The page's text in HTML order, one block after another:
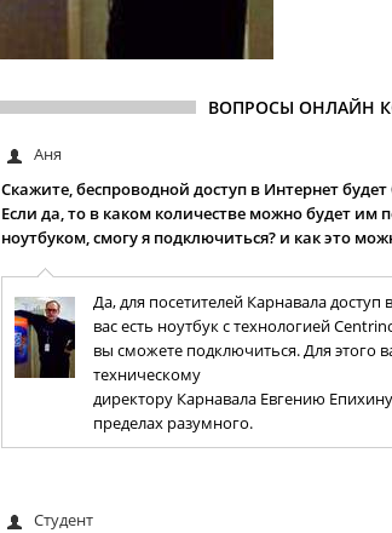
ВОПРОСЫ ОНЛАЙН
Аня
Скажите, беспроводной доступ в Интернет
Если да, то в каком количестве можно будет им
ноутбуком, смогу я подключиться? и как это
Да, для посетителей Карнавала
вас есть ноутбук с технологией
вы сможете подключиться. Для этого
техническому
директору Карнавала Евгению
пределах разумного.
Студент